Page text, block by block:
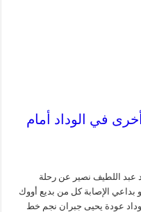
في الوداد أمام
عبد اللطيف نصير عن رحلة
بداعي الإصابة كل من بديع أووك
عودة يحيى جبران نجم خط